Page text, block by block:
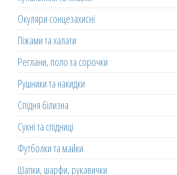
Окуляри сонцезахисні
Піжами та халати
Реглани, поло та сорочки
Рушники та накидки
Спідня білизна
Сукні та спідниці
Футболки та майки
Шапки, шарфи, рукавички